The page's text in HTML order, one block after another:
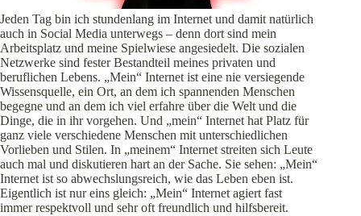
Jeden Tag bin ich stundenlang im Internet und damit natürlich
auch in Social Media unterwegs – denn dort sind mein
Arbeitsplatz und meine Spielwiese angesiedelt. Die sozialen
Netzwerke sind fester Bestandteil meines privaten und
beruflichen Lebens. „Mein“ Internet ist eine nie versiegende
Wissensquelle, ein Ort, an dem ich spannenden Menschen
begegne und an dem ich viel erfahre über die Welt und die
Dinge, die in ihr vorgehen. Und „mein“ Internet hat Platz für
ganz viele verschiedene Menschen mit unterschiedlichen
Vorlieben und Stilen. In „meinem“ Internet streiten sich Leute
auch mal und diskutieren hart an der Sache. Sie sehen: „Mein“
Internet ist so abwechslungsreich, wie das Leben eben ist.
Eigentlich ist nur eins gleich: „Mein“ Internet agiert fast
immer respektvoll und sehr oft freundlich und hilfsbereit.